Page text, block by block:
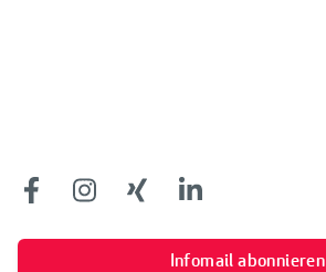
FacebookFacebookFacebookFacebook
Infomail abonnieren